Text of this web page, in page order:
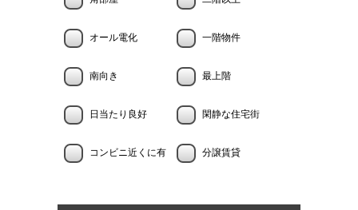
オール電化 一階物件
南向き 最上階
日当たり良好 閑静な住宅街
コンビニ近くに有 分譲賃貸